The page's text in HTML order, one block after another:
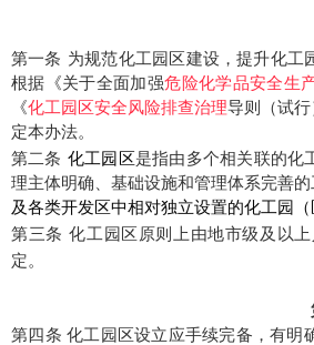
第一条 为规范化工园区建设，提升化工
根据《关于全面加强危险化学品安全生
《化工园区安全风险排查治理导则（试
定本办法。
第二条 化工园区是指由多个相关联的化
理主体明确、基础设施和管理体系完善的
及各类开发区中相对独立设置的化工园（
第三条 化工园区原则上由地市级及以
定。
第四条 化工园区设立应手续完备，有明